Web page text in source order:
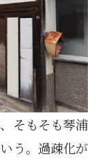
そもそも琴浦
う。過疎化が